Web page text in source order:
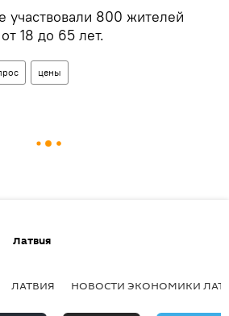
участвовали 800 жителей
18 до 65 лет.
цены
Латвия
ЛАТВИЯ НОВОСТИ ЭКОНОМИКИ